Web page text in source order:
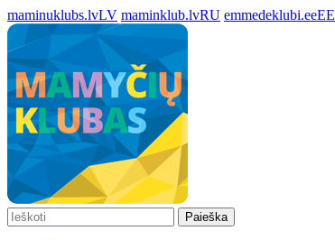
maminuklubs.lvLV maminklub.lvRU emmedeklubi.eeEE
Paieška